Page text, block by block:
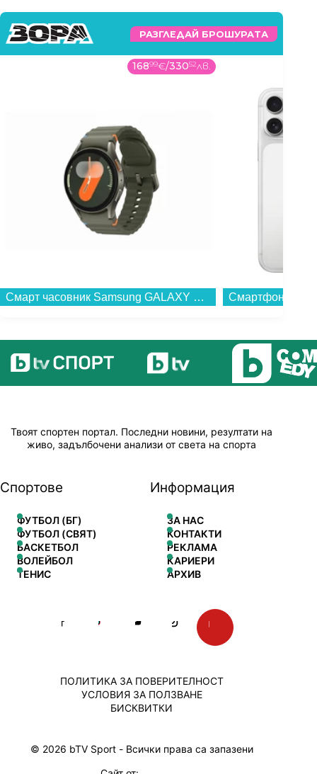
РАЗГЛЕДАЙ БРОШУРАТА
16899€/33052лв.
Смарт часовник Samsung GALAXY WATCH 7 40MM GREEN SM-L300NZGA , 1.31 , 2 , 32GB вградена памет , Exynos W1000...
Твоят спортен портал. Последни новини, резултати на
живо, задълбочени анализи от света на спорта
Спортове
ФУТБОЛ (БГ)
ФУТБОЛ (СВЯТ)
БАСКЕТБОЛ
ВОЛЕЙБОЛ
ТЕНИС
Информация
ЗА НАС
КОНТАКТИ
РЕКЛАМА
КАРИЕРИ
АРХИВ
© 2026 bTV Sport - Всички права са запазени
ПОЛИТИКА ЗА ПОВЕРИТЕЛНОСТ
УСЛОВИЯ ЗА ПОЛЗВАНЕ
БИСКВИТКИ